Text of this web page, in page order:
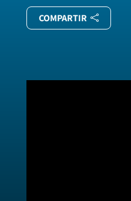
COMPARTIR